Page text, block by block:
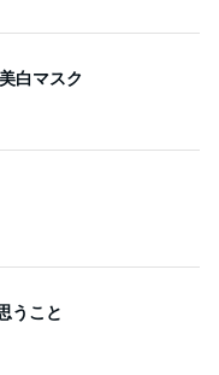
白マスク
るワンピース